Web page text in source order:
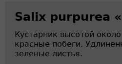
Salix purpurea
Кустарник высотой
красные побеги.
зеленые листья.